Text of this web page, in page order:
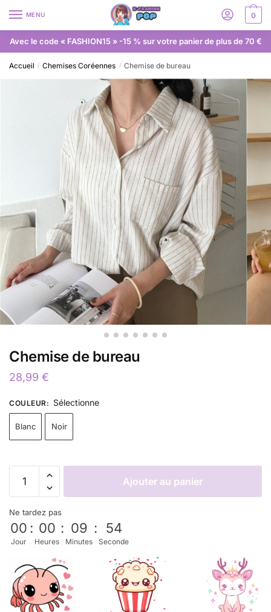
MENU 0
Avec le code « FASHION15 » -15 % sur votre panier de plus de 70 €
Accueil / Chemises Coréennes / Chemise de bureau
Chemise de bureau
28,99 €
COULEUR: Sélectionne
Blanc Noir
Ajouter au panier
Ne tardez pas
00
Jour
: 00
Heures
: 09
Minutes
: 54
Seconde